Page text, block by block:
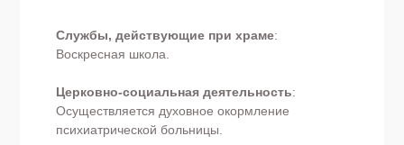
Службы, действующие при храме:
Воскресная школа.
Церковно-социальная деятельность:
Осуществляется духовное окормление
психиатрической больницы.